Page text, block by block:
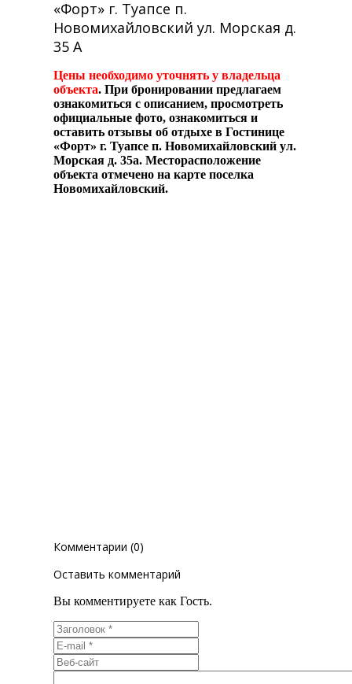
«Форт» г. Туапсе п.
Новомихайловский ул. Морская д.
35 А
Цены необходимо уточнять у владельца
объекта. При бронировании предлагаем
ознакомиться с описанием, просмотреть
официальные фото, ознакомиться и
оставить отзывы об отдыхе в Гостинице
«Форт» г. Туапсе п. Новомихайловский ул.
Морская д. 35а. Месторасположение
объекта отмечено на карте поселка
Новомихайловский.
Комментарии (0)
Оставить комментарий
Вы комментируете как Гость.